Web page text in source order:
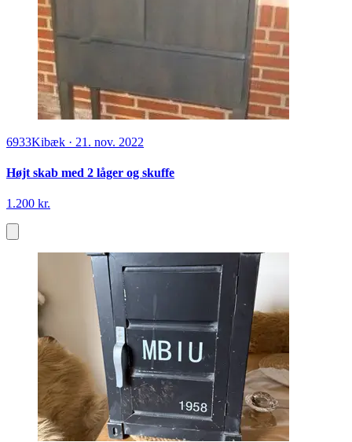
6933Kibæk · 21. nov. 2022
Højt skab med 2 låger og skuffe
1.200 kr.